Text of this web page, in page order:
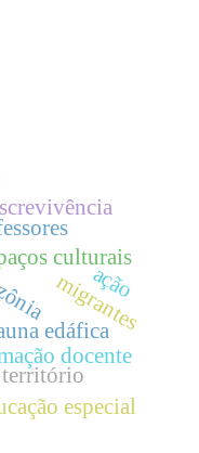
culturais
edáfica
docente
território
migrantes
especial
ação